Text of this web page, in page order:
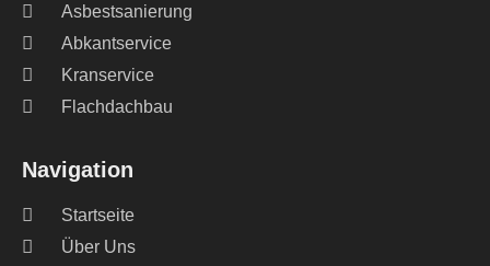
Navigation
Startseite
Über Uns
Asbestsanierung
Abkantservice
Kranservice
Flachdachbau